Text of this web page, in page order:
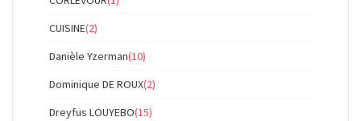
CUISINE(2)
Danièle Yzerman(10)
Dominique DE ROUX(2)
Dreyfus LOUYEBO(15)